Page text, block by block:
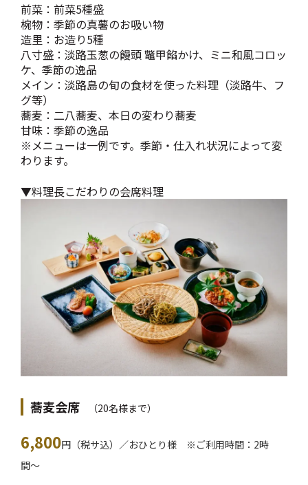
前菜：前菜5種盛
椀物：季節の真薯のお吸い物
造里：お造り5種
八寸盛：淡路玉葱の饅頭 鼈甲餡かけ、ミニ和風コロッ
ケ、季節の逸品
メイン：淡路島の旬の食材を使った料理（淡路牛、フ
グ等）
蕎麦：二八蕎麦、本日の変わり蕎麦
甘味：季節の逸品
※メニューは一例です。季節・仕入れ状況によって変
わります。
▼料理長こだわりの会席料理
蕎麦会席 （20名様まで）
6,800円（税サ込）／おひとり様 ※ご利用時間：2時
間〜